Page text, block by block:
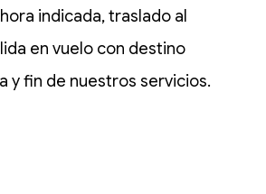
indicada, traslado al
en vuelo con destino
y fin de nuestros servicios.